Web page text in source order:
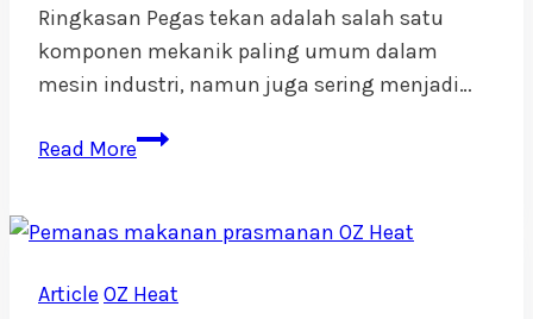
Ringkasan Pegas tekan adalah salah satu
komponen mekanik paling umum dalam
mesin industri, namun juga sering menjadi…
Read MorePegas
Spring):
Aplikasi,
Article OZ Heat